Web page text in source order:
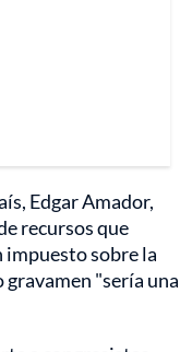
Edgar Amador,
recursos que
impuesto sobre la
"sería una